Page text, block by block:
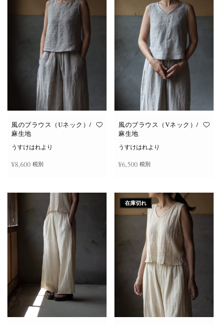
風のブラウス（Uネック）/
麻生地
うすけはれより
¥8,600 税別
の
商
品
に
は
複
数
の
バ
リ
エ
ー
シ
ョ
ン
が
あ
ま
風のブラウス（Vネック）/
麻生地
うすけはれより
¥6,500 税別
の
商
品
に
は
複
数
の
バ
リ
エ
ー
シ
ョ
ン
が
あ
り
ま
在庫切れ